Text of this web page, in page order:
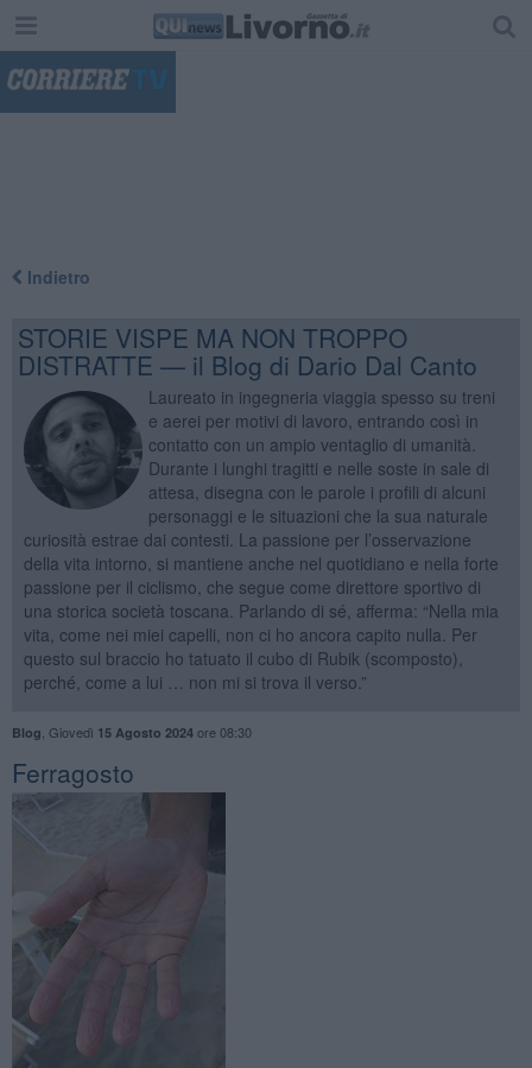
Indietro
STORIE VISPE MA NON TROPPO
DISTRATTE — il Blog di Dario Dal Canto
Laureato in ingegneria viaggia spesso su treni
e aerei per motivi di lavoro, entrando così in
contatto con un ampio ventaglio di umanità.
Durante i lunghi tragitti e nelle soste in sale di
attesa, disegna con le parole i profili di alcuni
personaggi e le situazioni che la sua naturale
curiosità estrae dai contesti. La passione per l’osservazione
della vita intorno, si mantiene anche nel quotidiano e nella forte
passione per il ciclismo, che segue come direttore sportivo di
una storica società toscana. Parlando di sé, afferma: “Nella mia
vita, come nei miei capelli, non ci ho ancora capito nulla. Per
questo sul braccio ho tatuato il cubo di Rubik (scomposto),
perché, come a lui … non mi si trova il verso.”
Blog Giovedì 15 Agosto 2024ore 08:30
​Ferragosto